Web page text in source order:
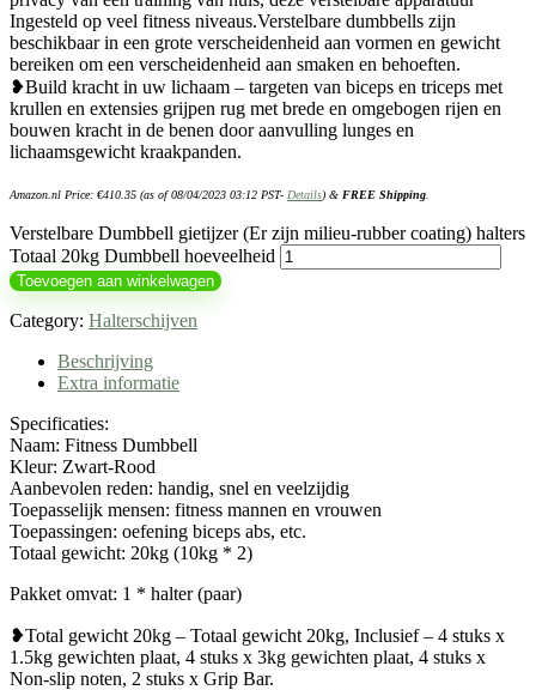
Ingesteld op veel fitness niveaus.Verstelbare dumbbells zijn
beschikbaar in een grote verscheidenheid aan vormen en gewicht
bereiken om een ​​verscheidenheid aan smaken en behoeften.
❥Build kracht in uw lichaam – targeten van biceps en triceps met
krullen en extensies grijpen rug met brede en omgebogen rijen en
bouwen kracht in de benen door aanvulling lunges en
lichaamsgewicht kraakpanden.
Amazon.nl Price: €410.35 (as of 08/04/2023 03:12 PST- Details) & FREE Shipping
Verstelbare Dumbbell gietijzer (Er zijn milieu-rubber coating) halters
Totaal 20kg Dumbbell hoeveelheid
Toevoegen aan winkelwagen
Category: Halterschijven
Beschrijving
Extra informatie
Specificaties:
Naam: Fitness Dumbbell
Kleur: Zwart-Rood
Aanbevolen reden: handig, snel en veelzijdig
Toepasselijk mensen: fitness mannen en vrouwen
Toepassingen: oefening biceps abs, etc.
Totaal gewicht: 20kg (10kg * 2)
Pakket omvat: 1 * halter (paar)
❥Total gewicht 20kg – Totaal gewicht 20kg, Inclusief – 4 stuks x
1.5kg gewichten plaat, 4 stuks x 3kg gewichten plaat, 4 stuks x
Non-slip noten, 2 stuks x Grip Bar.